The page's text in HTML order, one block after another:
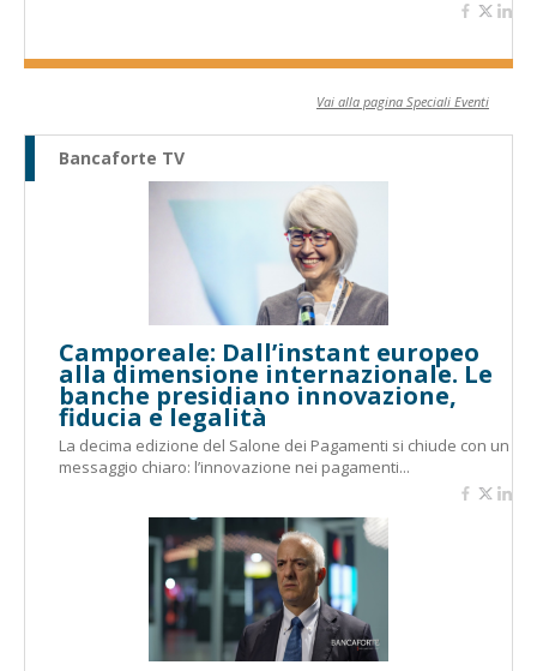
Vai alla pagina Speciali Eventi
Bancaforte TV
Camporeale: Dall’instant europeo
alla dimensione internazionale. Le
banche presidiano innovazione,
fiducia e legalità
La decima edizione del Salone dei Pagamenti si chiude con un
messaggio chiaro: l’innovazione nei pagamenti...